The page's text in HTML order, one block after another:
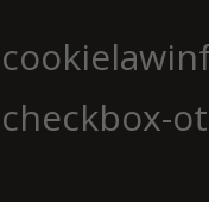
checkbox-